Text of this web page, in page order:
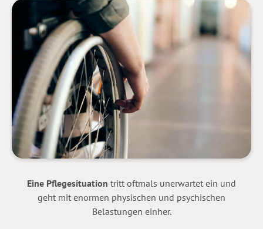
Eine Pflegesituation tritt oftmals unerwartet ein und
geht mit enormen physischen und psychischen
Belastungen einher.